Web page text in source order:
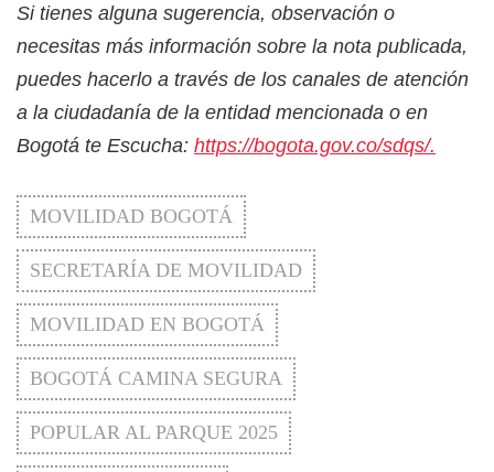
Si tienes alguna sugerencia, observación o
necesitas más información sobre la nota publicada,
puedes hacerlo a través de los canales de atención
a la ciudadanía de la entidad mencionada o en
Bogotá te Escucha: https://bogota.gov.co/sdqs/.
MOVILIDAD BOGOTÁ
SECRETARÍA DE MOVILIDAD
MOVILIDAD EN BOGOTÁ
BOGOTÁ CAMINA SEGURA
POPULAR AL PARQUE 2025